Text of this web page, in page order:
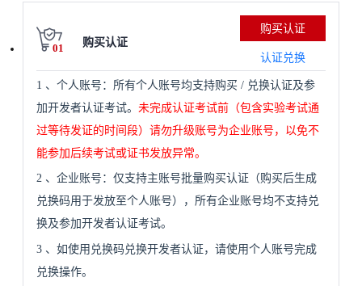
01 购买认证
购买认证
认证兑换
1 、个人账号：所有个人账号均支持购买 / 兑换认证及参
加开发者认证考试。 未完成认证考试前（包含实验考试通
过等待发证的时间段）请勿升级账号为企业账号，以免不
能参加后续考试或证书发放异常。
2 、企业账号：仅支持主账号批量购买认证（购买后生成
兑换码用于发放至个人账号），所有企业账号均不支持兑
换及参加开发者认证考试。
3 、如使用兑换码兑换开发者认证，请使用个人账号完成
兑换操作。